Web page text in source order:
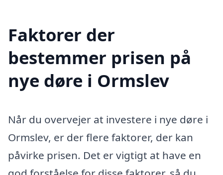
Faktorer der
bestemmer prisen på
nye døre i Ormslev
Når du overvejer at investere i nye døre i
Ormslev, er der flere faktorer, der kan
påvirke prisen. Det er vigtigt at have en